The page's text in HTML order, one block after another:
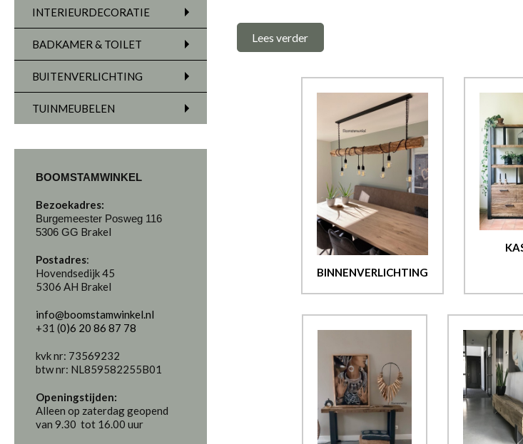
INTERIEURDECORATIE
BADKAMER & TOILET
BUITENVERLICHTING
TUINMEUBELEN
BOOMSTAMWINKEL
Bezoekadres:
Burgemeester Posweg 116
5306 GG Brakel
Postadres:
Hovendsedijk 45
5306 AH Brakel
info@boomstamwinkel.nl
+31 (0)6 20 86 87 78
kvk nr: 73569232
btw nr: NL859582255B01
Openingstijden:
Alleen op zaterdag geopend
van 9.30 tot 16.00 uur
Lees verder
BINNENVERLICHTING